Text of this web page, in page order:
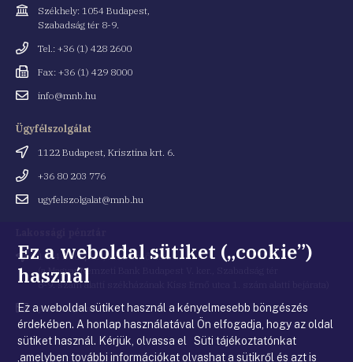
Cím
Székhely: 1054 Budapest,
Szabadság tér 8-9.
Telefonszám
Tel.: +36 (1) 428 2600
Fax
Fax: +36 (1) 429 8000
Emailinfo@mnb.hu
Ügyfélszolgálat
Cím
1122 Budapest, Krisztina krt. 6.
Telefonszám
+36 80 203 776
Emailugyfelszolgalat@mnb.hu
Cím 1054 Budapest, Kiss Ernő utca 1.
(a Magyar Nemzeti Bank Budapest V. ker., Szabadság tér
8-9. szám alatti székházának Kiss Ernő utca 1. szám alatti bejárata)
Email
cím
penztar@mnb.hu
Ez a weboldal sütiket („cookie”)
használ
Ez a weboldal sütiket használ a kényelmesebb böngészés
érdekében. A honlap használatával Ön elfogadja, hogy az oldal
sütiket használ. Kérjük, olvassa el Süti tájékoztatónkat
,amelyben további információkat olvashat a sütikről és azt is